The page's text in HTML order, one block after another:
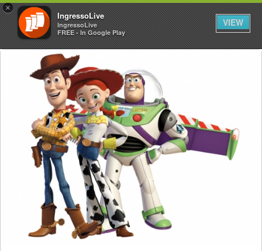
×
IngressoLive
IngressoLive
FREE - In Google Play
VIEW